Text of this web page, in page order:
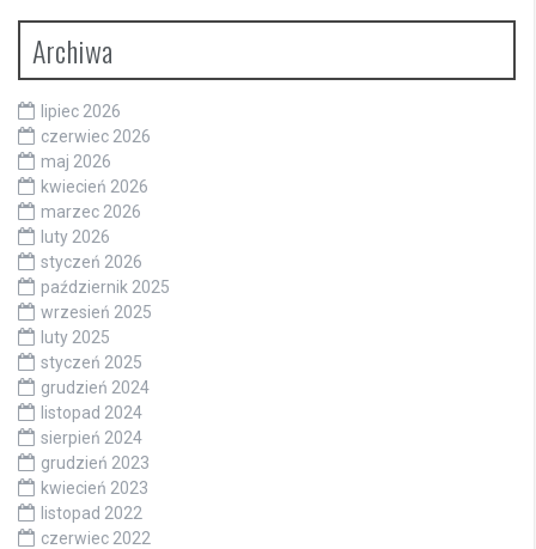
Archiwa
lipiec 2026
czerwiec 2026
maj 2026
kwiecień 2026
marzec 2026
luty 2026
styczeń 2026
październik 2025
wrzesień 2025
luty 2025
styczeń 2025
grudzień 2024
listopad 2024
sierpień 2024
grudzień 2023
kwiecień 2023
listopad 2022
czerwiec 2022